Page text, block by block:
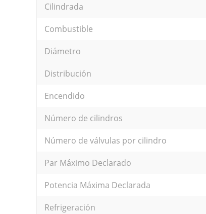
Cilindrada
Combustible
Diámetro
Distribución
Encendido
Número de cilindros
Número de válvulas por cilindro
Par Máximo Declarado
Potencia Máxima Declarada
Refrigeración